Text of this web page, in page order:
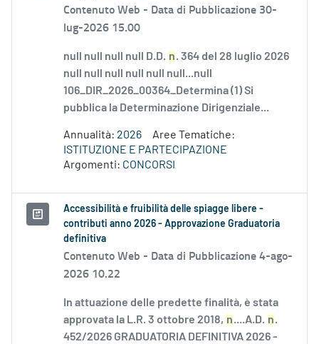
Contenuto Web - Data di Pubblicazione 30-
lug-2026 15.00
null null null null D.D. n. 364 del 28 luglio 2026
null null null null null null...null
106_DIR_2026_00364_Determina (1) Si
pubblica la Determinazione Dirigenziale...
Annualità: 2026
Aree Tematiche:
ISTITUZIONE E PARTECIPAZIONE
Argomenti: CONCORSI
Accessibilità e fruibilità delle spiagge libere -
contributi anno 2026 - Approvazione Graduatoria
definitiva
Contenuto Web - Data di Pubblicazione 4-ago-
2026 10.22
In attuazione delle predette finalità, è stata
approvata la L.R. 3 ottobre 2018, n....A.D. n.
452/2026 GRADUATORIA DEFINITIVA 2026 -